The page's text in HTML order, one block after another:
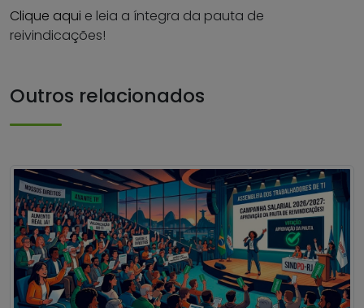
Clique aqui e leia a íntegra da pauta de
reivindicações!
Outros relacionados